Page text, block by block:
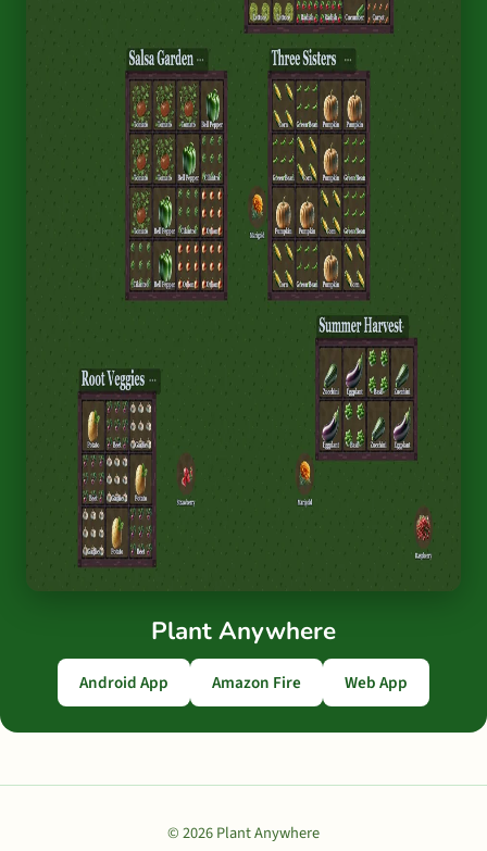
Plant Anywhere
Android App Amazon Fire Web App
© 2026 Plant Anywhere